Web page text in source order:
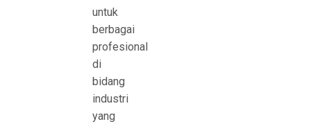
untuk
berbagai
profesional
di
bidang
industri
yang